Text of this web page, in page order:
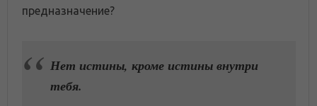
предназначение?
Нет истины, кроме истины внутри
тебя.